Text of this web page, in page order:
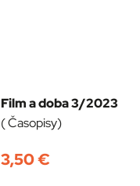
Film a doba 3/2023
( Časopisy)
3,50€